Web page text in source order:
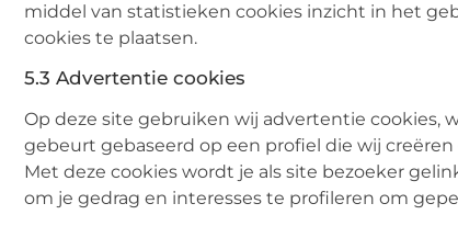
middel van statistieken cookies inzicht in het
cookies te plaatsen.
5.3 Advertentie cookies
Op deze site gebruiken wij advertentie cookies,
gebeurt gebaseerd op een profiel die wij creëren
Met deze cookies wordt je als site bezoeker
om je gedrag en interesses te profileren om